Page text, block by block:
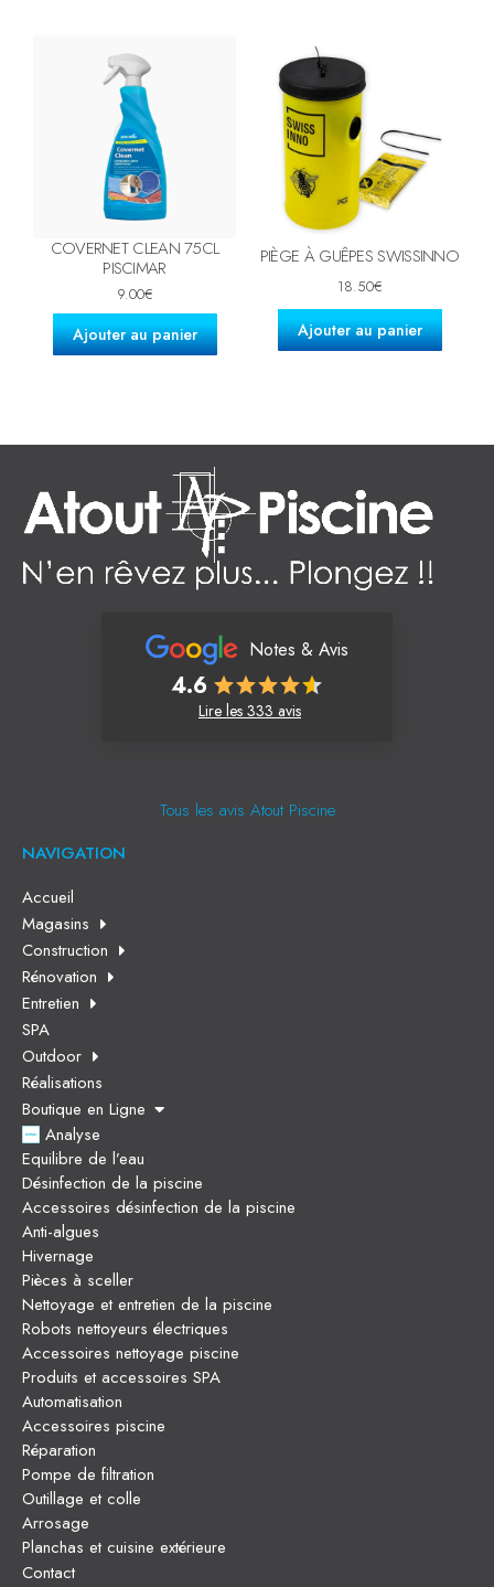
COVERNET CLEAN 75CL
PISCIMAR
9.00€
Ajouter au panier
PIÈGE À GUÊPES SWISSINNO
18.50€
Ajouter au panier
Notes & Avis
4.6
Lire les 333 avis
Tous les avis Atout Piscine
NAVIGATION
Accueil
Magasins
Construction
Rénovation
Entretien
SPA
Outdoor
Réalisations
Boutique en Ligne
Analyse
Equilibre de l’eau
Désinfection de la piscine
Accessoires désinfection de la piscine
Anti-algues
Hivernage
Pièces à sceller
Nettoyage et entretien de la piscine
Robots nettoyeurs électriques
Accessoires nettoyage piscine
Produits et accessoires SPA
Automatisation
Accessoires piscine
Réparation
Pompe de filtration
Outillage et colle
Arrosage
Planchas et cuisine extérieure
Contact